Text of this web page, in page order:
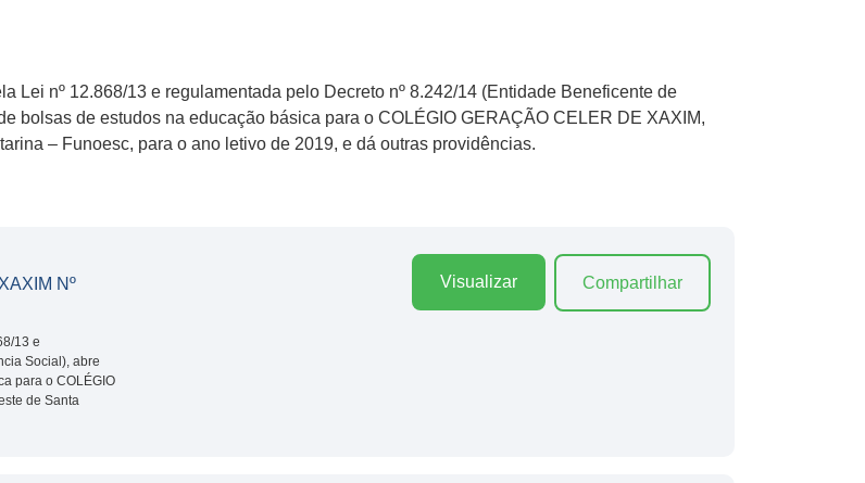
Lei nº 12.868/13 e regulamentada pelo Decreto nº 8.242/14 (Entidade Beneficente de
bolsas de estudos na educação básica para o COLÉGIO GERAÇÃO CELER DE XAXIM,
– Funoesc, para o ano letivo de 2019, e dá outras providências.
Nº
13 e
Social), abre
para o COLÉGIO
de Santa
Visualizar Compartilhar